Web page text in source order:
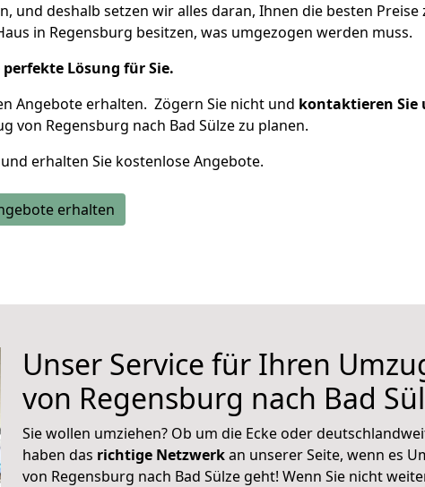
und deshalb setzen wir alles daran, Ihnen die besten Preise
in Regensburg besitzen, was umgezogen werden muss.
Lösung für Sie.
Angebote erhalten. Zögern Sie nicht und kontaktieren Sie
von Regensburg nach Bad Sülze zu planen.
erhalten Sie kostenlose Angebote.
erhalten
Unser Service für Ihren
von Regensburg nach Bad
Sie wollen umziehen? Ob um die Ecke oder
haben das richtige Netzwerkan unserer Seite, wenn es
von Regensburg nach Bad Sülze geht! Wenn Sie nicht